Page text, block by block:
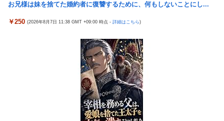
【beatmania IIDX】(26/08/06)「Sparkle Fruit Lab.｣に最終ルー
ー じゅえる ジャングル」「Iridescent Memories」が登場！！
お兄様は妹を捨てた婚約者に復讐するために、何もしないことにし...
￥250 (2026年8月7日 11:38 GMT +09:00 時点 - 詳細はこちら)